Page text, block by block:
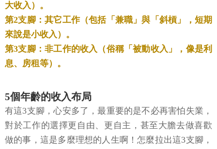
大收入）。
第2支腳：其它工作（包括「兼職」與「斜槓」，短期
來說是小收入）。
第3支腳：非工作的收入（俗稱「被動收入」，像是利
息、房租等）。
5個年齡的收入布局
有這3支腳，心安多了，最重要的是不必再害怕失業，
對於工作的選擇更自由、更自主，甚至大膽去做喜歡
做的事，這是多麼理想的人生啊！怎麼拉出這3支腳，